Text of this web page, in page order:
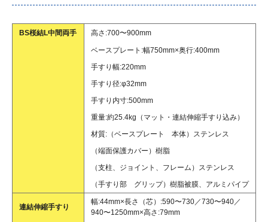
BS桜結L中間両手 高さ:700〜900mm
ベースプレート:幅750mm×奥行:400mm
手すり幅:220mm
手すり径:φ32mm
手すり内寸:500mm
重量:約25.4kg（マット・連結伸縮手すり込み）
材質:（ベースプレート 本体）ステンレス
（端面保護カバー）樹脂
（支柱、ジョイント、フレーム）ステンレス
（手すり部 グリップ）樹脂被膜、アルミパイプ
連結伸縮手すり
幅:44mm×長さ（芯）:590〜730／730〜940／
940〜1250mm×高さ:79mm